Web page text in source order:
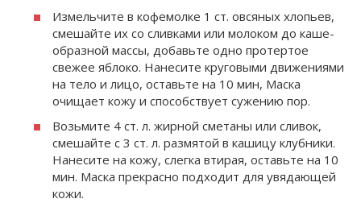
Измельчите в кофемолке 1 ст. овсяных хлопьев,
смешайте их со сливками или молоком до каше­
образной массы, добавьте одно протертое
свежее яблоко. Нанесите кру­говыми движения­ми
на тело и лицо, оставьте на 10 мин, Маска
очищает кожу и способствует су­жению пор.
Возьмите 4 ст. л. жирной сметаны или сливок,
смешайте с 3 ст. л. размятой в ка­шицу клубники.
Нанесите на кожу, слегка втирая, оставь­те на 10
мин. Маска прекрасно подходит для увядающей
кожи.